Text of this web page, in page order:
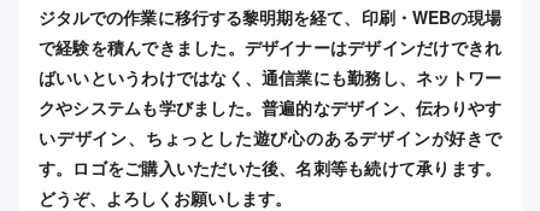
ジタルでの作業に移行する黎明期を経て、印刷・WEBの現場
で経験を積んできました。デザイナーはデザインだけできれ
ばいいというわけではなく、通信業にも勤務し、ネットワー
クやシステムも学びました。普遍的なデザイン、伝わりやす
いデザイン、ちょっとした遊び心のあるデザインが好きで
す。ロゴをご購入いただいた後、名刺等も続けて承ります。
どうぞ、よろしくお願いします。